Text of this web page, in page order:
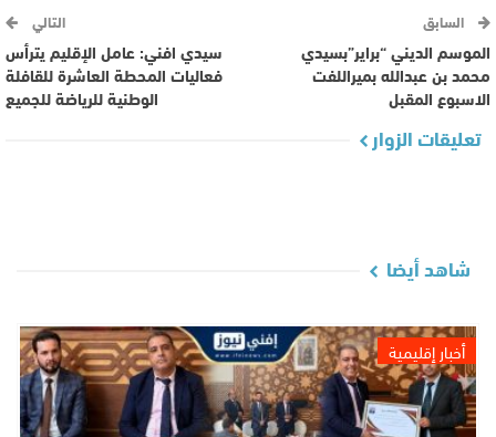
السابق
الموسم الديني “براير”بسيدي
محمد بن عبدالله بميراللفت
الاسبوع المقبل
التالي
سيدي افني: عامل الإقليم يترأس
فعاليات المحطة العاشرة للقافلة
الوطنية للرياضة للجميع
تعليقات الزوار
شاهد أيضا
أخبار إقليمية